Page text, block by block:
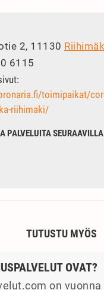
2, 11130
6115
toimipaikat/
riihimaki/
PALVELUITA
TUTUSTU MYÖS
OVAT?
on vuonna